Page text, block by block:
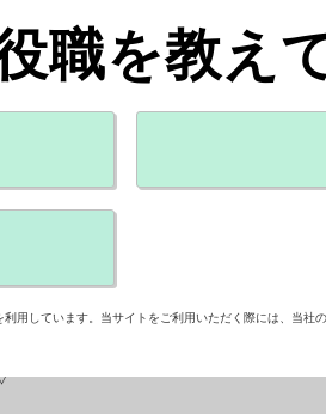
サイト部門】
意気込み】 「 様々なコンテ
やすさを基調にデザインが行わ
サイトになっていると思いま
職を教え
用しています。当サイトをご利用いただく際には、当社